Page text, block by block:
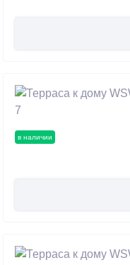
в наличии